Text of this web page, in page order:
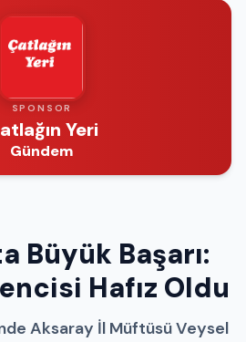
SPONSOR
Yeri
Gündem
Büyük Başarı:
Hafız Oldu
Aksaray İl Müftüsü Veysel